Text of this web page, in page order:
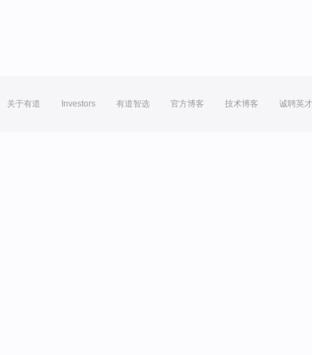
关于有道 Investors 有道智选 官方博客 技术博客 诚聘英才